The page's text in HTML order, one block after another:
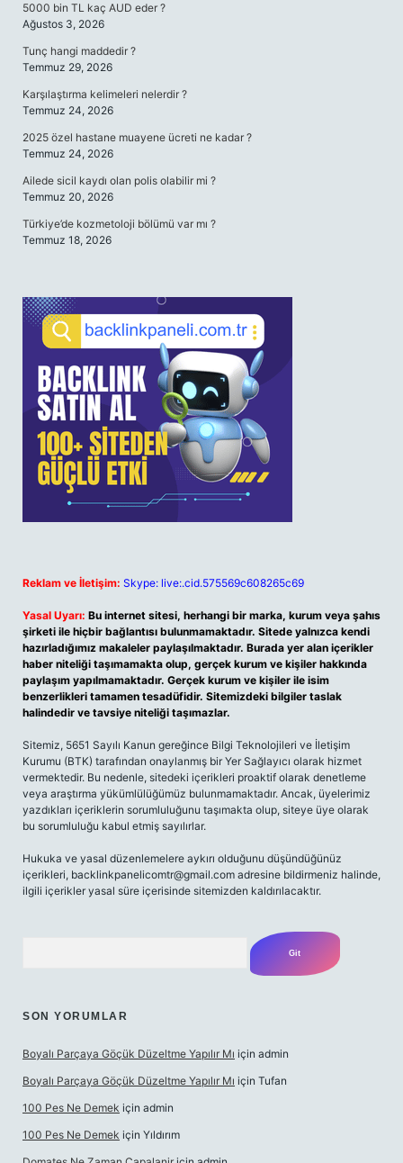
5000 bin TL kaç AUD eder ?
Ağustos 3, 2026
Tunç hangi maddedir ?
Temmuz 29, 2026
Karşılaştırma kelimeleri nelerdir ?
Temmuz 24, 2026
2025 özel hastane muayene ücreti ne kadar ?
Temmuz 24, 2026
Ailede sicil kaydı olan polis olabilir mi ?
Temmuz 20, 2026
Türkiye’de kozmetoloji bölümü var mı ?
Temmuz 18, 2026
Reklam ve İletişim: Skype: live:.cid.575569c608265c69
Yasal Uyarı: Bu internet sitesi, herhangi bir marka, kurum veya şahıs
şirketi ile hiçbir bağlantısı bulunmamaktadır. Sitede yalnızca kendi
hazırladığımız makaleler paylaşılmaktadır. Burada yer alan içerikler
haber niteliği taşımamakta olup, gerçek kurum ve kişiler hakkında
paylaşım yapılmamaktadır. Gerçek kurum ve kişiler ile isim
benzerlikleri tamamen tesadüfidir. Sitemizdeki bilgiler taslak
halindedir ve tavsiye niteliği taşımazlar.
Sitemiz, 5651 Sayılı Kanun gereğince Bilgi Teknolojileri ve İletişim
Kurumu (BTK) tarafından onaylanmış bir Yer Sağlayıcı olarak hizmet
vermektedir. Bu nedenle, sitedeki içerikleri proaktif olarak denetleme
veya araştırma yükümlülüğümüz bulunmamaktadır. Ancak, üyelerimiz
yazdıkları içeriklerin sorumluluğunu taşımakta olup, siteye üye olarak
bu sorumluluğu kabul etmiş sayılırlar.
Hukuka ve yasal düzenlemelere aykırı olduğunu düşündüğünüz
içerikleri, backlinkpanelicomtr@gmail.com adresine bildirmeniz halinde,
ilgili içerikler yasal süre içerisinde sitemizden kaldırılacaktır.
SON YORUMLAR
Boyalı Parçaya Göçük Düzeltme Yapılır Mı için admin
Boyalı Parçaya Göçük Düzeltme Yapılır Mı için Tufan
100 Pes Ne Demek için admin
100 Pes Ne Demek için Yıldırım